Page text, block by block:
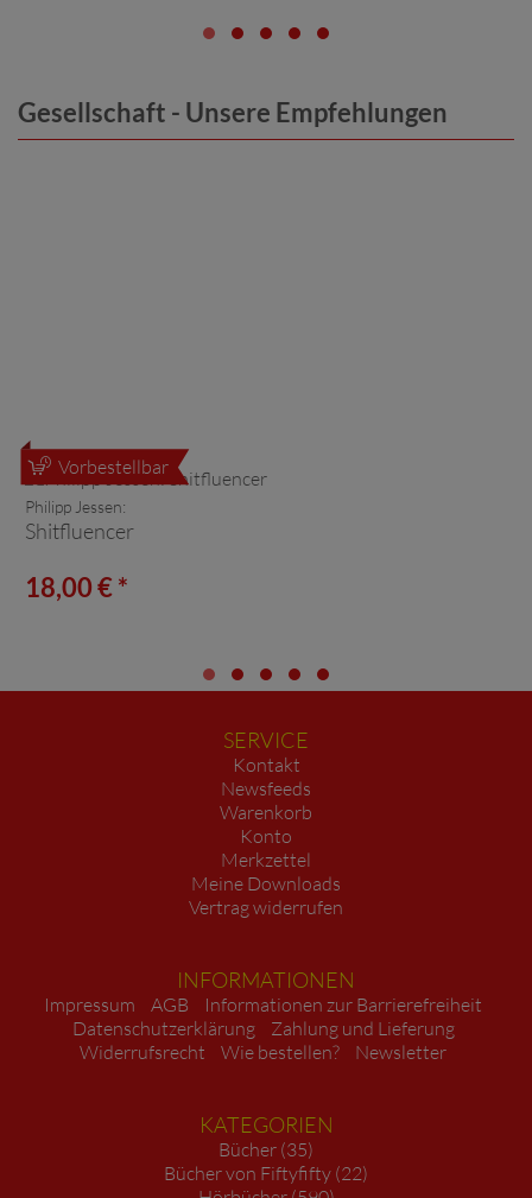
Gesellschaft - Unsere Empfehlungen
Vorbestellbar
Philipp Jessen:
Shitfluencer
18,00 € *
SERVICE
Kontakt
Newsfeeds
Warenkorb
Konto
Merkzettel
Meine Downloads
Vertrag widerrufen
INFORMATIONEN
Impressum AGB
Informationen zur Barrierefreiheit
Datenschutzerklärung
Zahlung und Lieferung
Widerrufsrecht
Wie bestellen? Newsletter
KATEGORIEN
Bücher (35)
Bücher von Fiftyfifty (22)